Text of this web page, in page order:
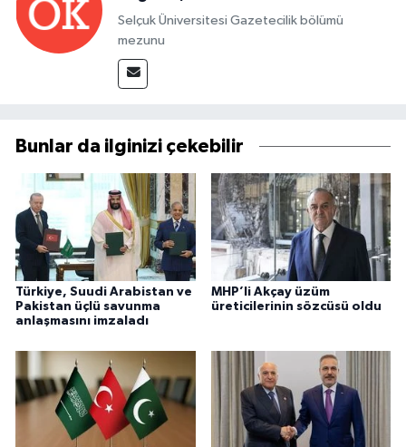
Selçuk Üniversitesi Gazetecilik bölümü
mezunu
Bunlar da ilginizi çekebilir
Türkiye, Suudi Arabistan ve
Pakistan üçlü savunma
anlaşmasını imzaladı
MHP’li Akçay üzüm
üreticilerinin sözcüsü oldu